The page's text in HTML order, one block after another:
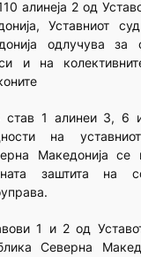
алинеја 2 од
Уставниот
одлучува за
и на
1 алинеи 3, 6
на
Македонија се
заштита на
1 и 2 од
Северна